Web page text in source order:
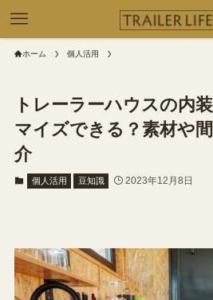
ホーム 個人活用
トレーラーハウスの内
マイズできる？素材や
介
個人活用 豆知識 2023年12月8日